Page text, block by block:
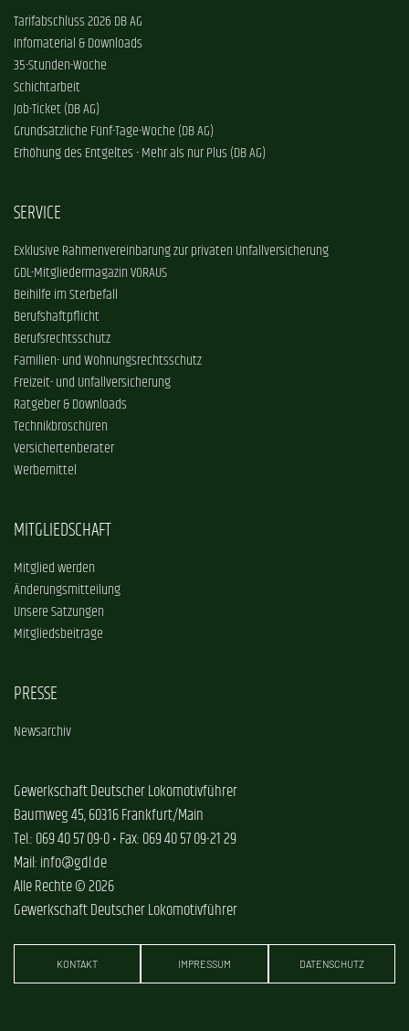
Tarifabschluss 2026 DB AG
Infomaterial & Downloads
35-Stunden-Woche
Schichtarbeit
Job-Ticket (DB AG)
Grundsätzliche Fünf-Tage-Woche (DB AG)
Erhöhung des Entgeltes - Mehr als nur Plus (DB AG)
SERVICE
Exklusive Rahmenvereinbarung zur privaten Unfallversicherung
GDL-Mitgliedermagazin VORAUS
Beihilfe im Sterbefall
Berufshaftpflicht
Berufsrechtsschutz
Familien- und Wohnungsrechtsschutz
Freizeit- und Unfallversicherung
Ratgeber & Downloads
Technikbroschüren
Versichertenberater
Werbemittel
MITGLIEDSCHAFT
Mitglied werden
Änderungsmitteilung
Unsere Satzungen
Mitgliedsbeiträge
PRESSE
Newsarchiv
Gewerkschaft Deutscher Lokomotivführer
Baumweg 45, 60316 Frankfurt/Main
Tel.: 069 40 57 09-0 • Fax: 069 40 57 09-21 29
Mail: info@gdl.de
Alle Rechte © 2026
Gewerkschaft Deutscher Lokomotivführer
KONTAKT IMPRESSUM DATENSCHUTZ